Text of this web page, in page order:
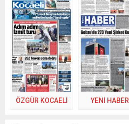
ÖZGÜR KOCAELİ YENİ HABER